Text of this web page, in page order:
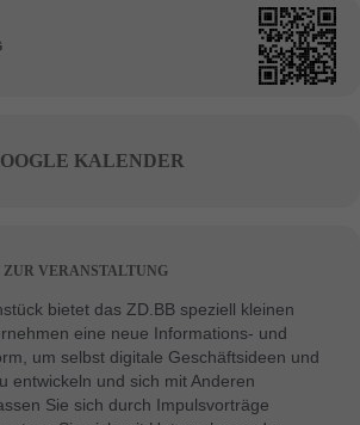
KALENDER
ZUR VERANSTALTUNG
bietet das ZD.BB speziell kleinen
eine neue Informations- und
um selbst digitale Geschäftsideen und
entwickeln und sich mit Anderen
Sie sich durch Impulsvorträge